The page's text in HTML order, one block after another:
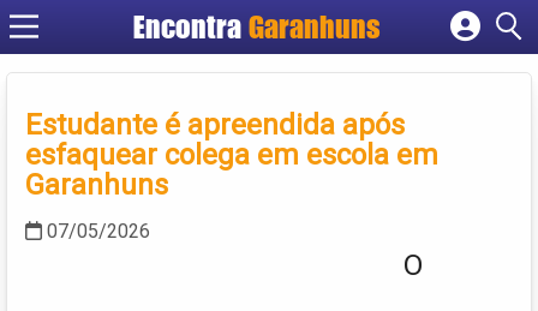
EncontraGaranhuns
Cadastrar empresa
Criar conta
Estudante é apreendida após
esfaquear colega em escola em
Garanhuns
07/05/2026
O